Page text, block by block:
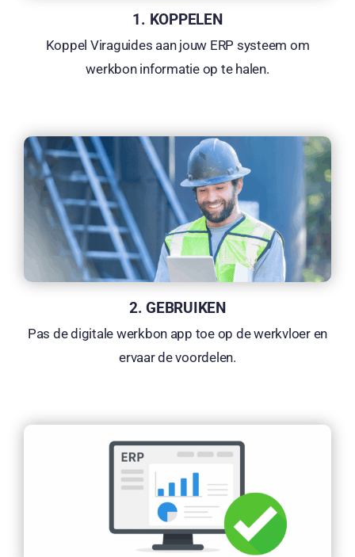
1. KOPPELEN
Koppel Viraguides aan jouw ERP systeem om
werkbon informatie op te halen.
2. GEBRUIKEN
Pas de digitale werkbon app toe op de werkvloer en
ervaar de voordelen.